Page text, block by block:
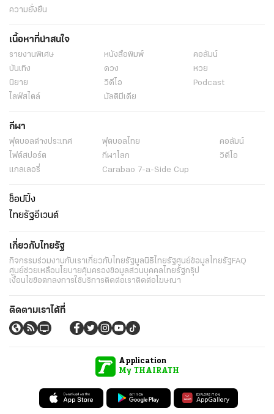
ความยั่งยืน
เนื้อหาที่น่าสนใจ
รายงานพิเศษ หนังสือพิมพ์
คอลัมน์
บันเทิง
ดวง
หวย
นิยาย
วิดีโอ
Podcast
ไลฟ์สไตล์
มัลติมีเดีย
กีฬา
ฟุตบอลต่่างประเทศ ฟุตบอลไทย
คอลัมน์
ไฟต์สปอร์ต
กีฬาโลก
วิดีโอ
แกลเลอรี่
Carabao 7-a-Side Cup
ช็อปปิ้ง
ไทยรัฐอีเวนต์
เกี่ยวกับไทยรัฐ
กิจกรรมร่วมงานกับเราเกี่ยวกับไทยรัฐมูลนิธิไทยรัฐศูนย์ข้อมูลไทยรัฐFAQ
ศูนย์ช่วยเหลือนโยบายคุ้มครองข้อมูลส่วนบุคคลไทยรัฐกรุ๊ป
เงื่อนไขข้อตกลงการใช้บริการติดต่อเราติดต่อโฆษณา
ติดตามเราได้ที่
Application
My THAIRATH